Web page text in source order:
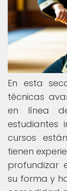
En esta
técnicas
en línea
estudiantes
cursos
tienen
profundizar
su forma y